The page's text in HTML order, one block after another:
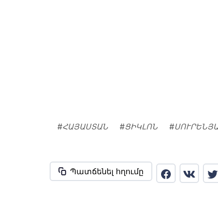
#ՀԱՅԱՍՏԱՆ #ՑԻԿԼՈՆ #
Պատճենել հղումը